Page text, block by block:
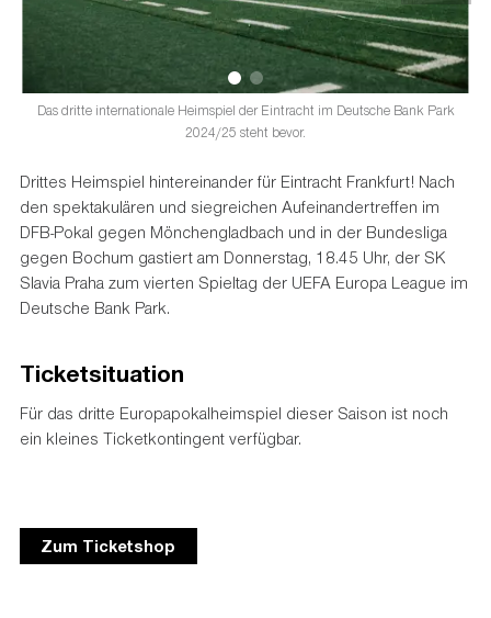
Das dritte internationale Heimspiel der Eintracht im Deutsche Bank Park
2024/25 steht bevor.
Drittes Heimspiel hintereinander für Eintracht Frankfurt! Nach
den spektakulären und siegreichen Aufeinandertreffen im
DFB-Pokal gegen Mönchengladbach und in der Bundesliga
gegen Bochum gastiert am Donnerstag, 18.45 Uhr, der SK
Slavia Praha zum vierten Spieltag der UEFA Europa League im
Deutsche Bank Park.
Ticketsituation
Für das dritte Europapokalheimspiel dieser Saison ist noch
ein kleines Ticketkontingent verfügbar.
Zum Ticketshop